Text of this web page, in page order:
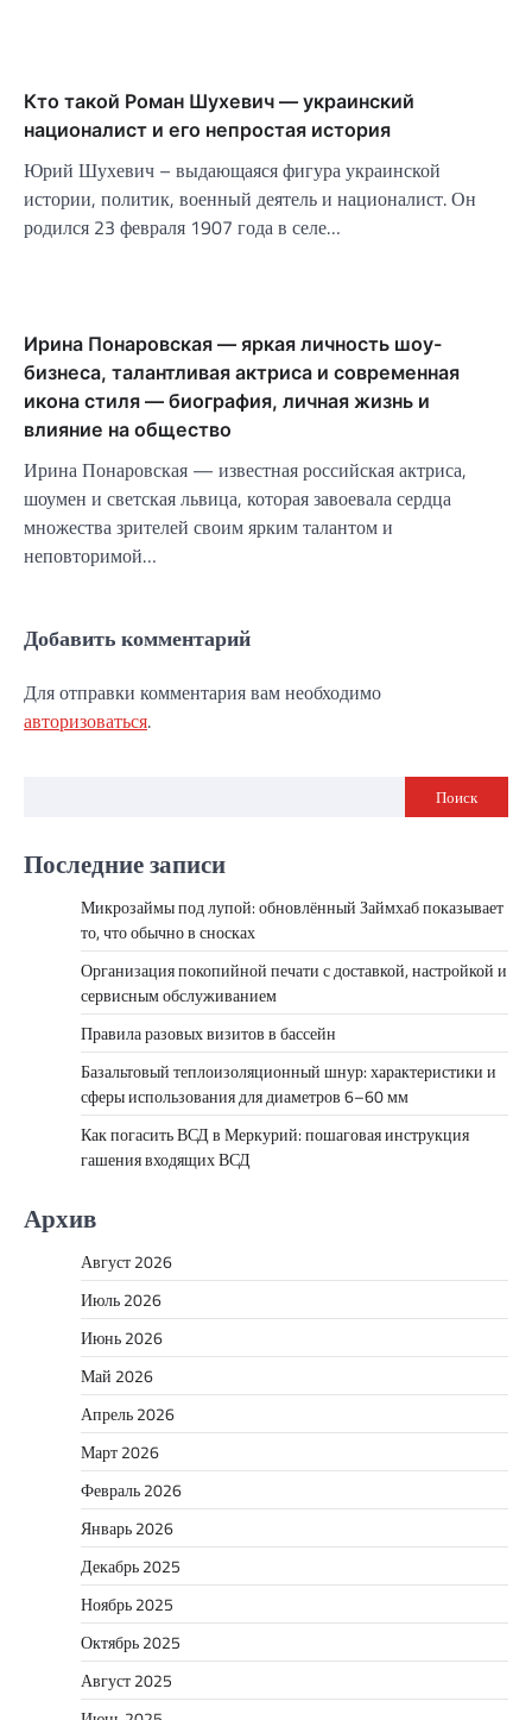
Кто такой Роман Шухевич — украинский
националист и его непростая история
Юрий Шухевич – выдающаяся фигура украинской
истории, политик, военный деятель и националист. Он
родился 23 февраля 1907 года в селе…
Ирина Понаровская — яркая личность шоу-
бизнеса, талантливая актриса и современная
икона стиля — биография, личная жизнь и
влияние на общество
Ирина Понаровская — известная российская актриса,
шоумен и светская львица, которая завоевала сердца
множества зрителей своим ярким талантом и
неповторимой…
Добавить комментарий
Для отправки комментария вам необходимо
авторизоваться.
Поиск
Последние записи
Микрозаймы под лупой: обновлённый Займхаб показывает
то, что обычно в сносках
Организация покопийной печати с доставкой, настройкой и
сервисным обслуживанием
Правила разовых визитов в бассейн
Базальтовый теплоизоляционный шнур: характеристики и
сферы использования для диаметров 6–60 мм
Как погасить ВСД в Меркурий: пошаговая инструкция
гашения входящих ВСД
Архив
Август 2026
Июль 2026
Июнь 2026
Май 2026
Апрель 2026
Март 2026
Февраль 2026
Январь 2026
Декабрь 2025
Ноябрь 2025
Октябрь 2025
Август 2025